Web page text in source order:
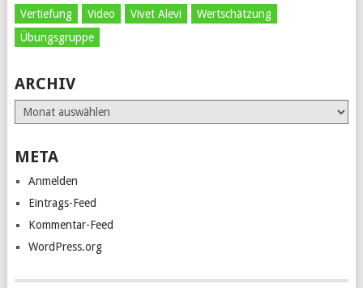
Vertiefung
Video Vivet Alevi
Wertschätzung
Übungsgruppe
ARCHIV
Archiv
META
Anmelden
Eintrags-Feed
Kommentar-Feed
WordPress.org